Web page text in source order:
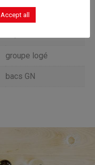
180 × 37 × 24 cm
groupe logé
bacs GN
Accept all